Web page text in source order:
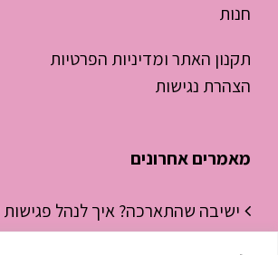
חנות
תקנון האתר ומדיניות הפרטיות
הצהרת נגישות
מאמרים אחרונים
ישיבה שהתארכה? איך לנהל פגישות
חצי יום עבודה